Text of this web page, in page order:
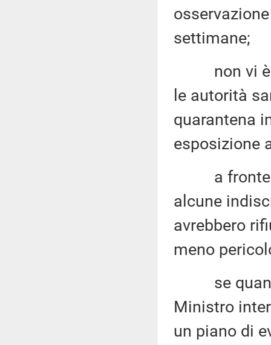
settimane;
non vi è
le autorità
quarantena
esposizione
a fronte
alcune
avrebbero
meno
se quanto
Ministro
un piano di